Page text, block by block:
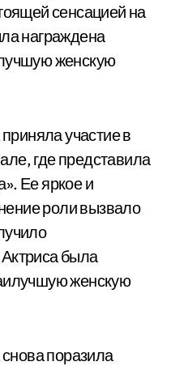
сенсацией на
награждена
женскую
участие в
где представила
Ее яркое и
роли вызвало
была
женскую
снова поразила